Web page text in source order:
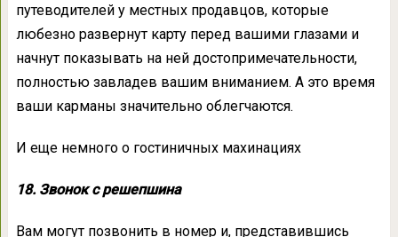
путеводителей у местных продавцов, которые
любезно развернут карту перед вашими глазами и
начнут показывать на ней достопримечательности,
полностью завладев вашим вниманием. А это время
ваши карманы значительно облегчаются.
И еще немного о гостиничных махинациях
18. Звонок с решепшина
Вам могут позвонить в номер и, представившись